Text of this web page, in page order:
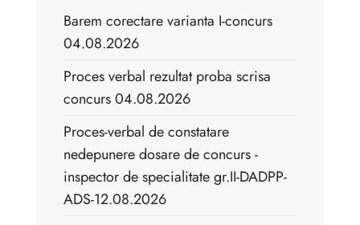
Barem corectare varianta I-concurs
04.08.2026
Proces verbal rezultat proba scrisa
concurs 04.08.2026
Proces-verbal de constatare
nedepunere dosare de concurs -
inspector de specialitate gr.II-DADPP-
ADS-12.08.2026